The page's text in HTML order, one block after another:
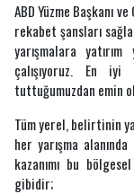
ABD Yüzme Başkanı
rekabet şansları
yarışmalara
çalışıyoruz. En
tuttuğumuzdan emin
Tüm yerel, belirtinin
her yarışma
kazanımı bu
gibidir;